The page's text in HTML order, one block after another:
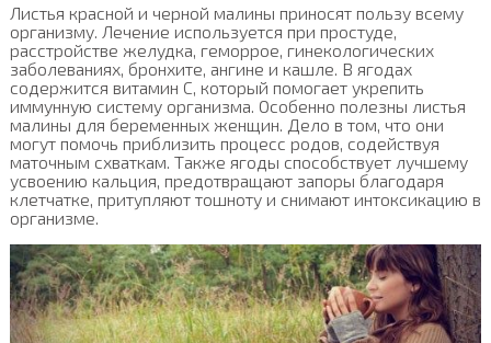
Листья красной и черной малины приносят пользу всему
организму. Лечение используется при простуде,
расстройстве желудка, геморрое, гинекологических
заболеваниях, бронхите, ангине и кашле. В ягодах
содержится витамин С, который помогает укрепить
иммунную систему организма. Особенно полезны листья
малины для беременных женщин. Дело в том, что они
могут помочь приблизить процесс родов, содействуя
маточным схваткам. Также ягоды способствует лучшему
усвоению кальция, предотвращают запоры благодаря
клетчатке, притупляют тошноту и снимают интоксикацию в
организме.